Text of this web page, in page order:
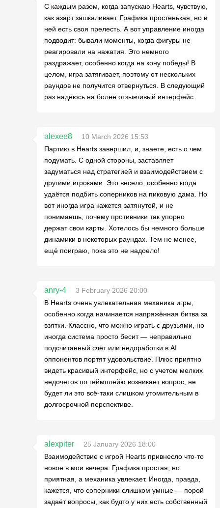
С каждым разом, когда запускаю Hearts, чувствую,
как азарт зашкаливает. Графика простенькая, но в
ней есть своя прелесть. А вот управление иногда
подводит: бывали моменты, когда фигуры не
реагировали на нажатия. Это немного
раздражает, особенно когда на кону победы! В
целом, игра затягивает, поэтому от нескольких
раундов не получится отвернуться. В следующий
раз надеюсь на более отзывчивый интерфейс.
alexee8
10 March 2026 15:53
Партию в Hearts завершил, и, знаете, есть о чем
подумать. С одной стороны, заставляет
задуматься над стратегией и взаимодействием с
другими игроками. Это весело, особенно когда
удаётся подбить соперников на пиковую дама. Но
вот иногда игра кажется затянутой, и не
понимаешь, почему противники так упорно
держат свои карты. Хотелось бы немного больше
динамики в некоторых раундах. Тем не менее,
ещё поиграю, пока это не надоело!
anry-4
3 February 2026 20:00
В Hearts очень увлекательная механика игры,
особенно когда начинается напряжённая битва за
взятки. Классно, что можно играть с друзьями, но
иногда система просто бесит — неправильно
подсчитанный счёт или недоработки в AI
оппонентов портят удовольствие. Плюс приятно
видеть красивый интерфейс, но с учетом мелких
недочетов по геймплейю возникает вопрос, не
будет ли это всё-таки слишком утомительным в
долгосрочной перспективе.
alexpiter
25 January 2026 18:00
Взаимодействие с игрой Hearts привнесло что-то
новое в мои вечера. Графика простая, но
приятная, а механика увлекает. Иногда, правда,
кажется, что соперники слишком умные — порой
задаёт вопросы, как будто у них есть собственный